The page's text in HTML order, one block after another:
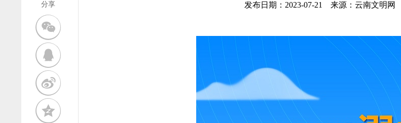
分享 发布日期：2023-07-21 来源：云南文明网